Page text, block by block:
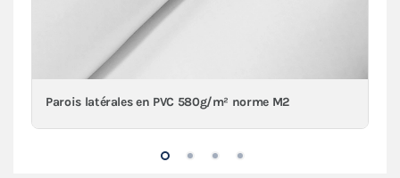
Parois latérales en PVC 580g/m² norme M2